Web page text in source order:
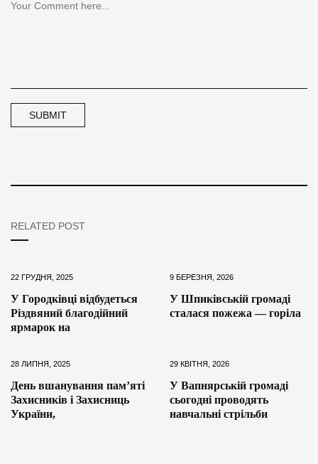
RELATED POST
22 ГРУДНЯ, 2025
У Городківці відбудеться
Різдвяний благодійний
ярмарок на
9 БЕРЕЗНЯ, 2026
У Шпиківській громаді
сталася пожежа — горіла
28 ЛИПНЯ, 2025
День вшанування памʼяті
Захисників і Захисниць
України,
29 КВІТНЯ, 2026
У Вапнярській громаді
сьогодні проводять
навчальні стрільби